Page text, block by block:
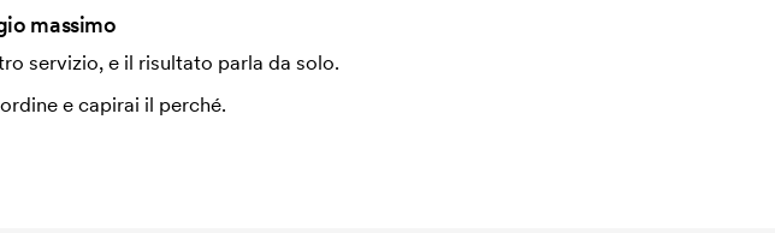
massimo
servizio, e il risultato parla da solo.
e capirai il perché.